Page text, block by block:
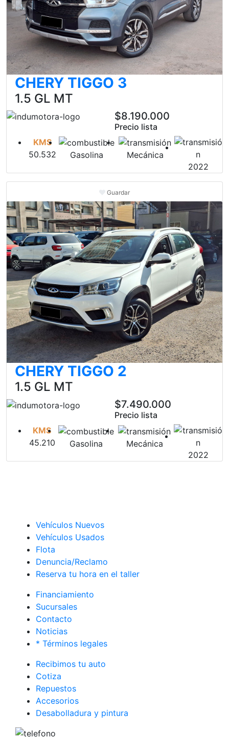
CHERY TIGGO 3
1.5 GL MT
$8.190.000
Precio lista
KMS
50.532
Gasolina
Mecánica
2022
Guardar
CHERY TIGGO 2
1.5 GL MT
$7.490.000
Precio lista
KMS
45.210
Gasolina
Mecánica
2022
Vehículos Nuevos
Vehículos Usados
Flota
Denuncia/Reclamo
Reserva tu hora en el taller
Financiamiento
Sucursales
Contacto
Noticias
* Términos legales
Recibimos tu auto
Cotiza
Repuestos
Accesorios
Desabolladura y pintura